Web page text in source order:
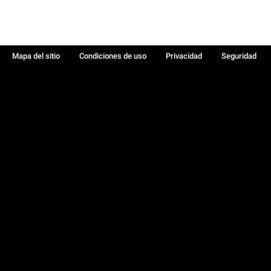
Mapa del sitio Condiciones de uso Privacidad
Seguridad